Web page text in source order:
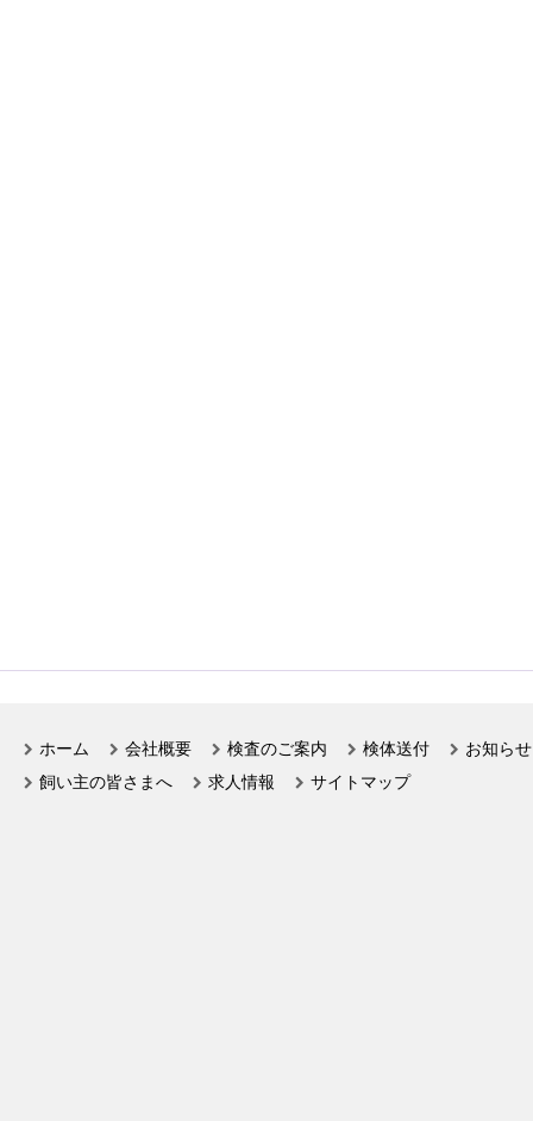
ホーム 会社概要 検査のご案内 検体送付
お知らせ
飼い主の皆さまへ
求人情報 サイトマップ